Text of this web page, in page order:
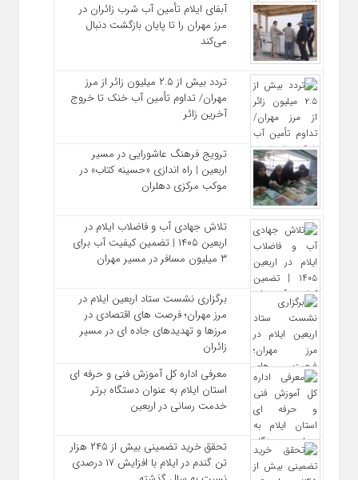
آبفای ایلام تأمین آب شرب زائران در
مرز مهران را تا پایان بازگشت دنبال
می‌کند
تردد بیش از ۲.۵ میلیون زائر از مرز
مهران/ تداوم تأمین آب خنک تا خروج
آخرین زائر
ترویج فرهنگ عاشورایی در مسیر
اربعین | راه‌ اندازی «حسینه کتاب» در
موکب مرکزی دهلران
تلاش جهادی آب و فاضلاب ایلام در
اربعین ۱۴۰۵ | تضمین کیفیت آب برای
۳ میلیون مسافر در مسیر مهران
برگزاری نشست ستاد اربعین ایلام در
مرز مهران؛ فرصت‌ های اقتصادی در
مرزها و تهدیدهای جاده‌ ای در مسیر
زائران
معرفی اداره کل آموزش فنی و حرفه‌ ای
استان ایلام به‌ عنوان دستگاه برتر
خدمت‌ رسانی در اربعین
تحقق خرید تضمینی بیش از ۲۴۵ هزار
تن گندم در ایلام با افزایش ۱۷ درصدی